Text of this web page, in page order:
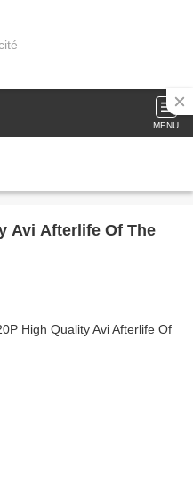
MENU
Avi Afterlife Of The